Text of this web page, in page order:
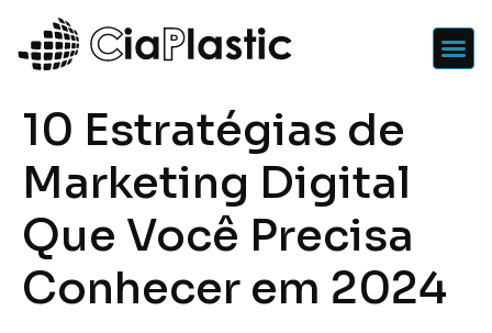
10 Estratégias de
Marketing Digital
Que Você Precisa
Conhecer em 2024